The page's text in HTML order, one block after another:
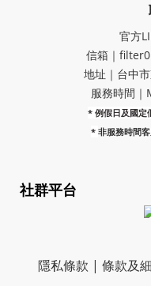
官方
信箱｜
地址｜​台中
服務時間
* 例假日及國定
* 非服務時間
社群平台
隱私條款 | 條款及